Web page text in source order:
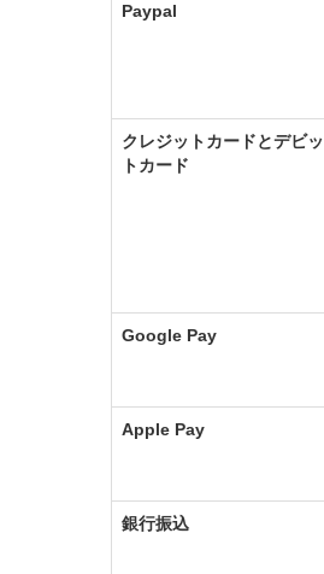
Paypal
クレジットカードとデビッ
トカード
Google Pay
Apple Pay
銀行振込